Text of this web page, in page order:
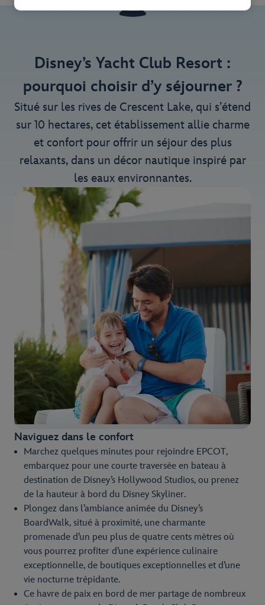
Disney’s Yacht Club Resort :
pourquoi choisir d’y séjourner ?
Situé sur les rives de Crescent Lake, qui s’étend
sur 10 hectares, cet établissement allie charme
et confort pour offrir un séjour des plus
relaxants, dans un décor nautique inspiré par
les eaux environnantes.
Naviguez dans le confort
Marchez quelques minutes pour rejoindre EPCOT,
embarquez pour une courte traversée en bateau à
destination de Disney’s Hollywood Studios, ou prenez
de la hauteur à bord du Disney Skyliner.
Plongez dans l’ambiance animée du Disney’s
BoardWalk, situé à proximité, une charmante
promenade d’un peu plus de quatre cents mètres où
vous pourrez profiter d’une expérience culinaire
exceptionnelle, de boutiques exceptionnelles et d’une
vie nocturne trépidante.
Ce havre de paix en bord de mer partage de nombreux